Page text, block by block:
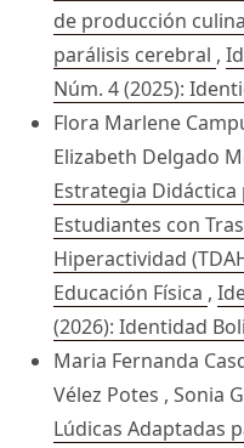
de producción
parálisis cerebral ,
Núm. 4 (2025):
Flora Marlene
Elizabeth Delgado
Estrategia
Estudiantes con
Hiperactividad
Educación Física ,
(2026): Identidad
Maria Fernanda
Vélez Potes , Sonia
Lúdicas Adaptadas